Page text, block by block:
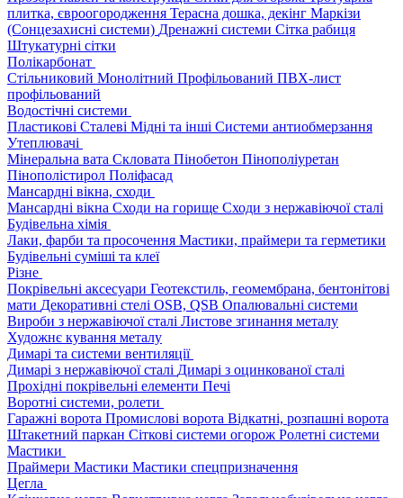
плитка, євроогородження Терасна дошка, декінг Маркізи
(Сонцезахисні системи) Дренажні системи Сітка рабиця
Штукатурні сітки
Полікарбонат
Стільниковий Монолітний Профільований ПВХ-лист
профільований
Водостічні системи
Пластикові Сталеві Мідні та інші Системи антиобмерзання
Утеплювачі
Мінеральна вата Скловата Пінобетон Пінополіуретан
Пінополістирол Поліфасад
Мансардні вікна, сходи
Мансардні вікна Сходи на горище Сходи з нержавіючої сталі
Будівельна хімія
Лаки, фарби та просочення Мастики, праймери та герметики
Будівельні суміші та клеї
Різне
Покрівельні аксесуари Геотекстиль, геомембрана, бентонітові
мати Декоративні стелі OSB, QSB Опалювальні системи
Вироби з нержавіючої сталі Листове згинання металу
Художнє кування металу
Димарі та системи вентиляції
Димарі з нержавіючої сталі Димарі з оцинкованої сталі
Прохідні покрівельні елементи Печі
Воротні системи, ролети
Гаражні ворота Промислові ворота Відкатні, розпашні ворота
Штакетний паркан Сіткові системи огорож Ролетні системи
Мастики
Праймери Мастики Мастики спецпризначення
Цегла